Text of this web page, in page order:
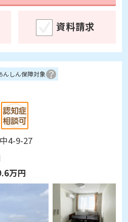
資料請求
んしん保障対象
4-9-27
万円